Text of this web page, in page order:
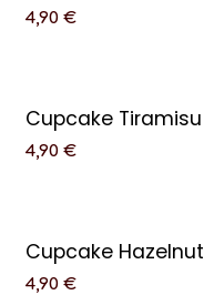
4,90 €
Cupcake Tiramisu
4,90 €
Cupcake Hazelnut
4,90 €